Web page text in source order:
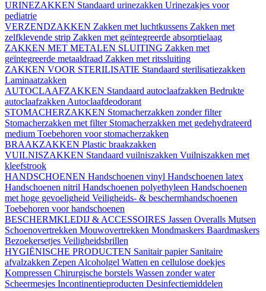
URINEZAKKEN Standaard urinezakken Urinezakjes voor
pediatrie
VERZENDZAKKEN Zakken met luchtkussens Zakken met
zelfklevende strip Zakken met geïntegreerde absorptielaag
ZAKKEN MET METALEN SLUITING Zakken met
geïntegreerde metaaldraad Zakken met ritssluiting
ZAKKEN VOOR STERILISATIE Standaard sterilisatiezakken
Laminaatzakken
AUTOCLAAFZAKKEN Standaard autoclaafzakken Bedrukte
autoclaafzakken Autoclaafdeodorant
STOMACHERZAKKEN Stomacherzakken zonder filter
Stomacherzakken met filter Stomacherzakken met gedehydrateerd
medium Toebehoren voor stomacherzakken
BRAAKZAKKEN Plastic braakzakken
VUILNISZAKKEN Standaard vuilniszakken Vuilniszakken met
kleefstrook
HANDSCHOENEN Handschoenen vinyl Handschoenen latex
Handschoenen nitril Handschoenen polyethyleen Handschoenen
met hoge gevoeligheid Veiligheids- & beschermhandschoenen
Toebehoren voor handschoenen
BESCHERMKLEDIJ & ACCESSOIRES Jassen Overalls Mutsen
Schoenovertrekken Mouwovertrekken Mondmaskers Baardmaskers
Bezoekersetjes Veiligheidsbrillen
HYGIËNISCHE PRODUCTEN Sanitair papier Sanitaire
afvalzakken Zepen Alcoholgel Watten en cellulose doekjes
Kompressen Chirurgische borstels Wassen zonder water
Scheermesjes Incontinentieproducten Desinfectiemiddelen